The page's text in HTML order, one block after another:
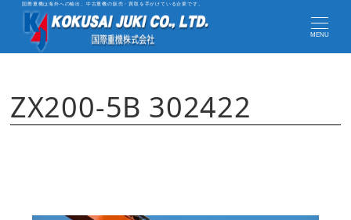
国際重機は海外への輸出、中古重機の販売・買取を手がけている企業です。
MENU
ZX200-5B 302422